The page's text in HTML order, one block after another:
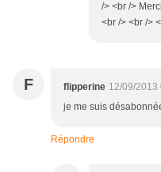
/> <br />
<br /> <br />
F flipperine 12/09/2013
je me suis
Répondre